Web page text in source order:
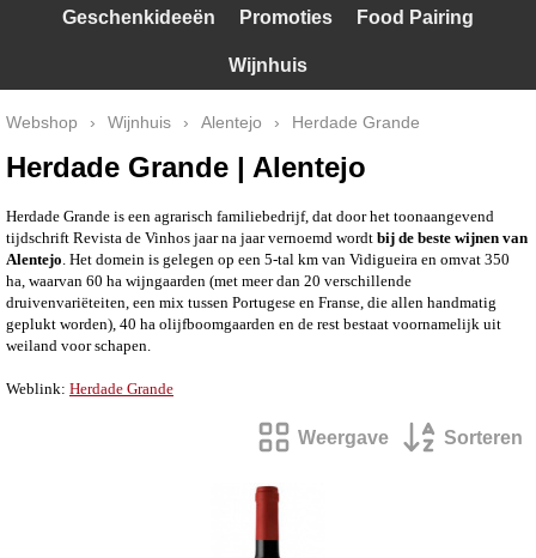
Witte druiven
Rode Druiven
Geschenkideeën Promoties Food Pairing
Wijnhuis
Webshop › Wijnhuis › Alentejo › Herdade Grande
Herdade Grande | Alentejo
Herdade Grande is een agrarisch familiebedrijf, dat door het toonaangevend
tijdschrift Revista de Vinhos jaar na jaar vernoemd wordt bij de beste wijnen van
Alentejo . Het domein is gelegen op een 5-tal km van Vidigueira en omvat 350
ha, waarvan 60 ha wijngaarden (met meer dan 20 verschillende
druivenvariëteiten, een mix tussen Portugese en Franse, die allen handmatig
geplukt worden), 40 ha olijfboomgaarden en de rest bestaat voornamelijk uit
weiland voor schapen.
Weblink: Herdade Grande
Weergave Sorteren